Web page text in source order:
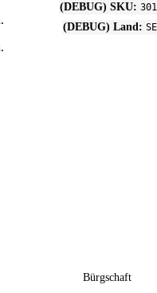
Bürgschaft
(DEBUG) SKU: 301
(DEBUG) Land: SE